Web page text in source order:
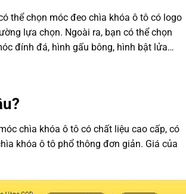
thể chọn móc đeo chìa khóa ô tô có logo
lựa chọn. Ngoài ra, bạn có thể chọn
đính đá, hình gấu bông, hình bật lửa…
chìa khóa ô tô có chất liệu cao cấp, có
khóa ô tô phổ thông đơn giản. Giá của